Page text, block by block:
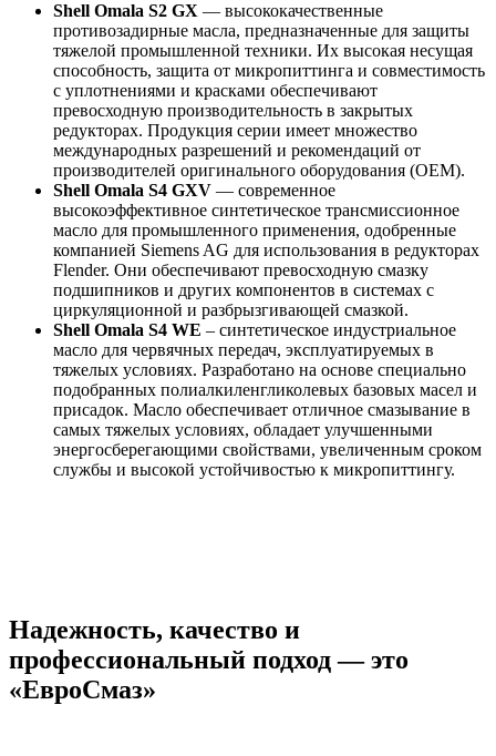
Shell Omala S2 GX — высококачественные
противозадирные масла, предназначенные для защиты
тяжелой промышленной техники. Их высокая несущая
способность, защита от микропиттинга и совместимость
с уплотнениями и красками обеспечивают
превосходную производительность в закрытых
редукторах. Продукция серии имеет множество
международных разрешений и рекомендаций от
производителей оригинального оборудования (OEM).
Shell Omala S4 GXV — современное
высокоэффективное синтетическое трансмиссионное
масло для промышленного применения, одобренные
компанией Siemens AG для использования в редукторах
Flender. Они обеспечивают превосходную смазку
подшипников и других компонентов в системах с
циркуляционной и разбрызгивающей смазкой.
Shell Omala S4 WE – синтетическое индустриальное
масло для червячных передач, эксплуатируемых в
тяжелых условиях. Разработано на основе специально
подобранных полиалкиленгликолевых базовых масел и
присадок. Масло обеспечивает отличное смазывание в
самых тяжелых условиях, обладает улучшенными
энергосберегающими свойствами, увеличенным сроком
службы и высокой устойчивостью к микропиттингу.
Надежность, качество и
профессиональный подход — это
«ЕвроСмаз»